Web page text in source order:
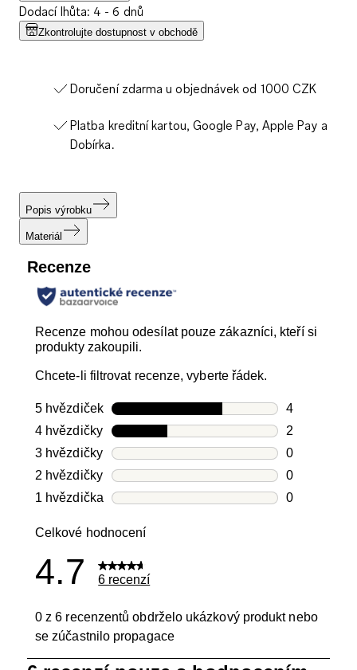
Dodací lhůta: 4 - 6 dnů
Zkontrolujte dostupnost v obchodě
Doručení zdarma u objednávek od 1000 CZK
Platba kreditní kartou, Google Pay, Apple Pay a
Dobírka.
Popis výrobku
Materiál
Recenze
Recenze mohou odesílat pouze zákazníci, kteří si
produkty zakoupili.
Chcete-li filtrovat recenze, vyberte řádek.
5 hvězdičekhvězdičky
4
Počet
4 hvězdičkyhvězdičky
2
Počet
3 hvězdičkyhvězdičky
0
Počet
2 hvězdičkyhvězdičky
0
Počet
1 hvězdičkahvězdičky
0
Celkové hodnocení
4.7 6 recenzí
0 z 6 recenzentů obdrželo ukázkový produkt nebo
se zúčastnilo propagace